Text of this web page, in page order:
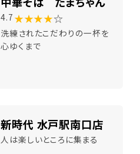
4.7 ★★★★☆
洗練されたこだわりの一杯を
心ゆくまで
新時代 水戸駅南口店
人は楽しいところに集まる